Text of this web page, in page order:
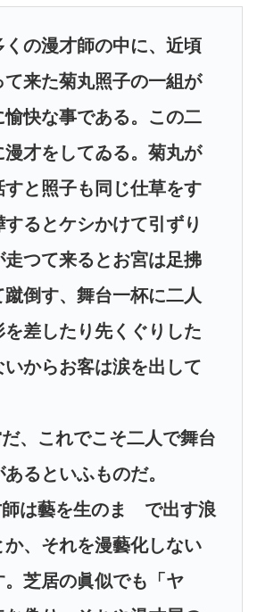
の漫才師の中に、近頃
来た菊丸照子の一組が
愉快な事である。この二
漫才をしてゐる。菊丸が
と照子も同じ仕草をす
るとケシかけて引ずり
つて来るとお宮は足拂
倒す、舞台一杯に二人
差したり先くぐりした
いからお客は涙を出して
、これでこそ二人で舞台
るといふものだ。
は藝を生のまゝで出す浪
か、それを漫藝化しない
芝居の眞似でも「ヤゝ